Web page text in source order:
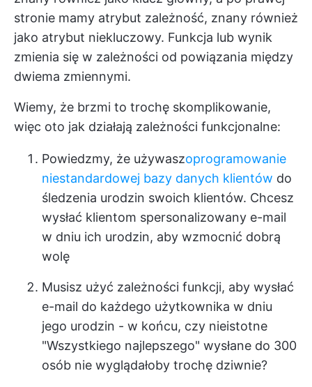
stronie mamy atrybut zależność, znany również
jako atrybut niekluczowy. Funkcja lub wynik
zmienia się w zależności od powiązania między
dwiema zmiennymi.
Wiemy, że brzmi to trochę skomplikowanie,
więc oto jak działają zależności funkcjonalne:
Powiedzmy, że używaszoprogramowanie
niestandardowej bazy danych klientów do
śledzenia urodzin swoich klientów. Chcesz
wysłać klientom spersonalizowany e-mail
w dniu ich urodzin, aby wzmocnić dobrą
wolę
Musisz użyć zależności funkcji, aby wysłać
e-mail do każdego użytkownika w dniu
jego urodzin - w końcu, czy nieistotne
"Wszystkiego najlepszego" wysłane do 300
osób nie wyglądałoby trochę dziwnie?